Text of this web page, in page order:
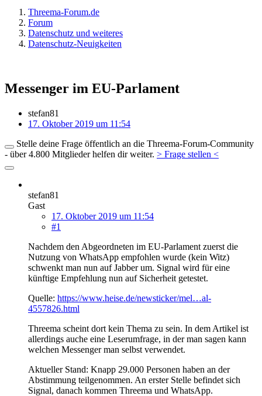
Threema-Forum.de
Forum
Datenschutz und weiteres
Datenschutz-Neuigkeiten
Messenger im EU-Parlament
stefan81
17. Oktober 2019 um 11:54
Stelle deine Frage öffentlich an die Threema-Forum-Community
- über 4.800 Mitglieder helfen dir weiter. > Frage stellen <
stefan81
Gast
17. Oktober 2019 um 11:54
#1
Nachdem den Abgeordneten im EU-Parlament zuerst die
Nutzung von WhatsApp empfohlen wurde (kein Witz)
schwenkt man nun auf Jabber um. Signal wird für eine
künftige Empfehlung nun auf Sicherheit getestet.
Quelle: https://www.heise.de/newsticker/mel…al-
4557826.html
Threema scheint dort kein Thema zu sein. In dem Artikel ist
allerdings auche eine Leserumfrage, in der man sagen kann
welchen Messenger man selbst verwendet.
Aktueller Stand: Knapp 29.000 Personen haben an der
Abstimmung teilgenommen. An erster Stelle befindet sich
Signal, danach kommen Threema und WhatsApp.